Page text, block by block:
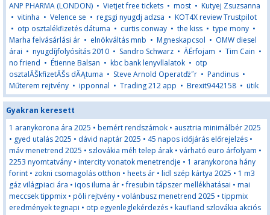
ANP PHARMA (LONDON) • Vietjet free tickets • most • Kutyej Zsuzsanna
• vitinha • Velence se • regsgi nyugdj adzsa • KOT4X review Trustpilot
• otp osztalékfizetés dátuma • curtis conway • the kiss • type mony •
Marha felvásárlási ár • elnökváltás mnb • Mgneskapcsol • OMW diesel
árai • nyugdíjfolyósítás 2010 • Sandro Schwarz • ÄËrfojam • Tim Cain •
no friend • Étienne Balsan • kbc bank lenyvllalatok • otp
osztalĂŠkfizetĂŠs dĂĄtuma • Steve Arnold Operatďż˝r • Pandinus •
Műterem rejtvény • ipponnal • Trading 212 app • Brexit9442158 • ütik
Gyakran keresett
1 aranykorona ára 2025 • bemért rendszámok • ausztria minimálbér 2025
• gyed utalás 2025 • dávid naptár 2025 • 45 napos időjárás előrejelzés •
máv menetrend 2025 • szlovákia méh telep árak • várható euro árfolyam •
2253 nyomtatvány • intercity vonatok menetrendje • 1 aranykorona hány
forint • zokni csomagolás otthon • heets ár • lidl szép kártya 2025 • 1 m3
gáz világpiaci ára • iqos iluma ár •fresubin tápszer mellékhatásai • mai
meccsek tippmix • pöli rejtvény • volánbusz menetrend 2025 • tippmix
eredmények tegnapi • otp egyenleglekérdezés • kaufland szlovákia akciós